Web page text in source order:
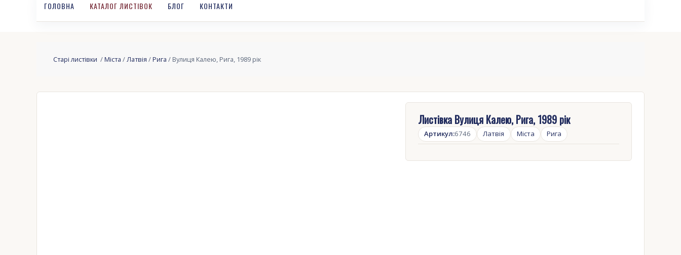
ГОЛОВНА КАТАЛОГ ЛИСТІВОК БЛОГ КОНТАКТИ
Старі листівки /Міста /Латвія /Рига / Вулиця Калею, Рига, 1989 рік
Листівка Вулиця Калею, Рига, 1989 рік
Артикул:6746 Латвія Міста Рига